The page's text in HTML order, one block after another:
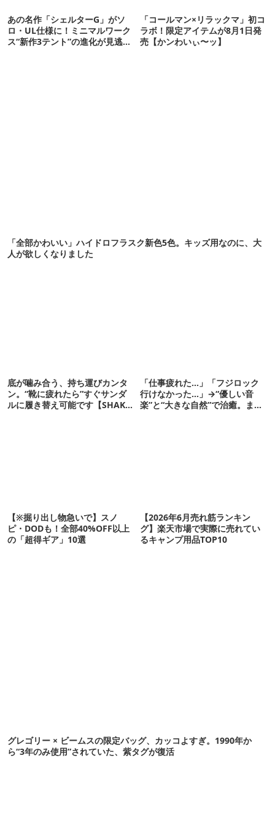
あの名作「シェルターG」がソ
ロ・UL仕様に！ミニマルワーク
ス“新作3テント”の進化が見逃せ
「コールマン×リラックマ」初コ
ラボ！限定アイテムが8月1日発
売【かンわいぃ〜ッ】
「全部かわいい」ハイドロフラスク新色5色。キッズ用なのに、大
人が欲しくなりました
底が噛み合う、持ち運びカンタ
ン。“靴に疲れたら”すぐサンダ
ルに履き替え可能です【SHAKA
「仕事疲れた…」「フジロック
行けなかった…」→“優しい音
楽”と“大きな自然”で治癒。まだ
【※掘り出し物急いで】スノ
ピ・DODも！全部40%OFF以上
の「超得ギア」10選
【2026年6月売れ筋ランキン
グ】楽天市場で実際に売れてい
るキャンプ用品TOP10
グレゴリー × ビームスの限定バッグ、カッコよすぎ。1990年か
ら“3年のみ使用”されていた、紫タグが復活